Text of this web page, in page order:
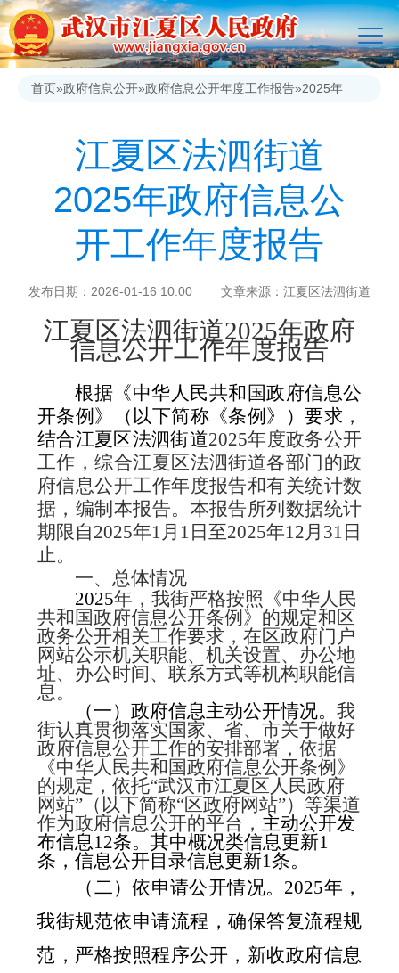
首页»政府信息公开»政府信息公开年度工作报告»2025年
江夏区法泗街道
2025年政府信息公
开工作年度报告
发布日期：2026-01-16 10:00 文章来源：江夏区法泗街道
江夏区法泗街道2025年政府
信息公开工作年度报告
根据《中华人民共和国政府信息公
开条例》（以下简称《条例》）要求，
结合江夏区法泗街道2025年度政务公开
工作，综合江夏区法泗街道各部门的政
府信息公开工作年度报告和有关统计数
据，编制本报告。本报告所列数据统计
期限自2025年1月 1 日至2025年12月 31 日
止。
一、总体情况
2025年，我街严格按照《中华人民
共和国政府信息公开条例》的规定和区
政务公开相关工作要求，在区政府门户
网站公示机关职能、机关设置、办公地
址、办公时间、联系方式等机构职能信
息。
（一）政府信息主动公开情况。我
街认真贯彻落实国家、省、市关于做好
政府信息公开工作的安排部署，依据
《中华人民共和国政府信息公开条例》
的规定，依托“武汉市江夏区人民政府
网站”（以下简称“区政府网站”）等渠道
作为政府信息公开的平台， 主动公开发
布信息12条。其中概况类信息更新1
条，信息公开目录信息更新1条。
（二）依申请公开情况。 2025年，
我街规范依申请流程，确保答复流程规
范，严格按照程序公开 ， 新收政府信息